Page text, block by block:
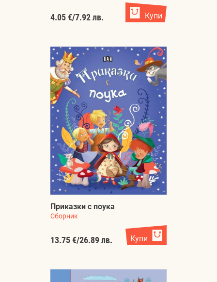
4.05 €/7.92 лв. Купи
Приказки с поука
Сборник
13.75 €/26.89 лв. Купи